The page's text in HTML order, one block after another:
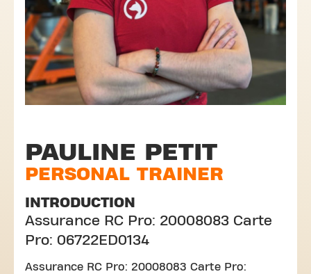
PAULINE PETIT
PERSONAL TRAINER
INTRODUCTION
Assurance RC Pro: 20008083 Carte
Pro: 06722ED0134
Assurance RC Pro: 20008083 Carte Pro: